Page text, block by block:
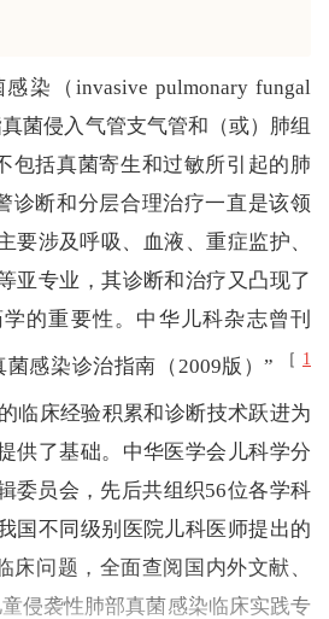
染（invasive pulmonary fungal
菌侵入气管支气管和（或）肺组
包括真菌寄生和过敏所引起的肺
诊断和分层合理治疗一直是该领
要涉及呼吸、血液、重症监护、
亚专业，其诊断和治疗又凸现了
的重要性。中华儿科杂志曾刊
感染诊治指南（2009版）” ［ 1
临床经验积累和诊断技术跃进为
供了基础。中华医学会儿科学分
委员会，先后共组织56位各学科
国不同级别医院儿科医师提出的
床问题，全面查阅国内外文献、
侵袭性肺部真菌感染临床实践专